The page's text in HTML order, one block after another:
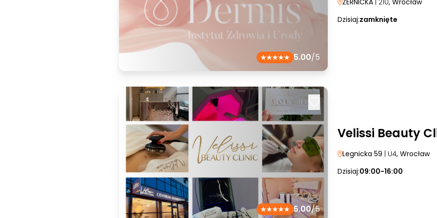
5.00/5
ŻERNICKA | 210, Wrocław
Dzisiaj:zamknięte
5.00/5
Velissi Beauty
Legnicka 59 | U4, Wrocław
Dzisiaj:09:00-16:00